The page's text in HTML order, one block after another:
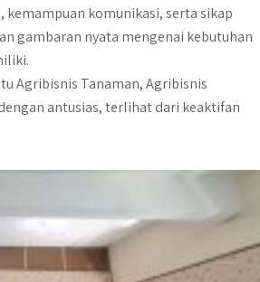
komunikasi, serta sikap
gambaran nyata mengenai kebutuhan
Agribisnis Tanaman, Agribisnis
antusias, terlihat dari keaktifan